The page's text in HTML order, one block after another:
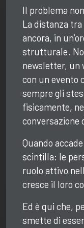
Il problema
La distanza tra
ancora, in
strutturale.
newsletter, un
con un evento
sempre gli
fisicamente,
conversazione
Quando
scintilla: le
ruolo attivo
cresce il loro
Ed è qui che,
smette di